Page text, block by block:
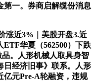
第一。券商启解缆份消息
近3%｜美股开盘3.近
华夏（562500）下跌
。人形机械人取具身智
日经济旧事》联系。人形
亿元Pre-A轮融资，违规